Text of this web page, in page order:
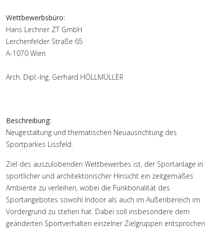
Wettbewerbsbüro:
Hans Lechner ZT GmbH
Lerchenfelder Straße 65
A-1070 Wien
Arch. Dipl.-Ing. Gerhard HÖLLMÜLLER
Beschreibung:
Neugestaltung und thematischen Neuausrichtung des
Sportparkes Lissfeld.
Ziel des auszulobenden Wettbewerbes ist, der Sportanlage in
sportlicher und architektonischer Hinsicht ein zeitgemäßes
Ambiente zu verleihen, wobei die Funktionalität des
Sportangebotes sowohl Indoor als auch im Außenbereich im
Vordergrund zu stehen hat. Dabei soll insbesondere dem
geänderten Sportverhalten einzelner Zielgruppen entsprochen